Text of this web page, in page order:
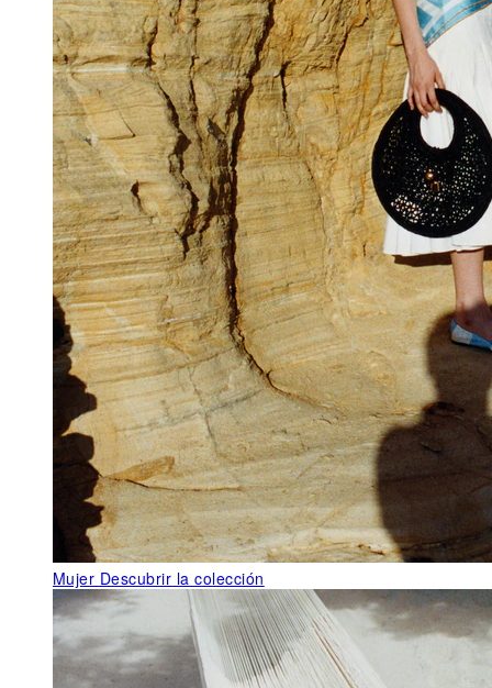
Mujer Descubrir la colección